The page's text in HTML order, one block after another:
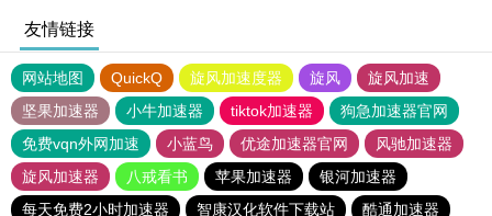
友情链接
网站地图 QuickQ 旋风加速度器 旋风
旋风加速
坚果加速器
小牛加速器 tiktok加速器
狗急加速器官网
免费vqn外网加速
小蓝鸟 优途加速器官网
风驰加速器
旋风加速器
八戒看书 苹果加速器
银河加速器
每天免费2小时加速器
智康汉化软件下载站
酷通加速器